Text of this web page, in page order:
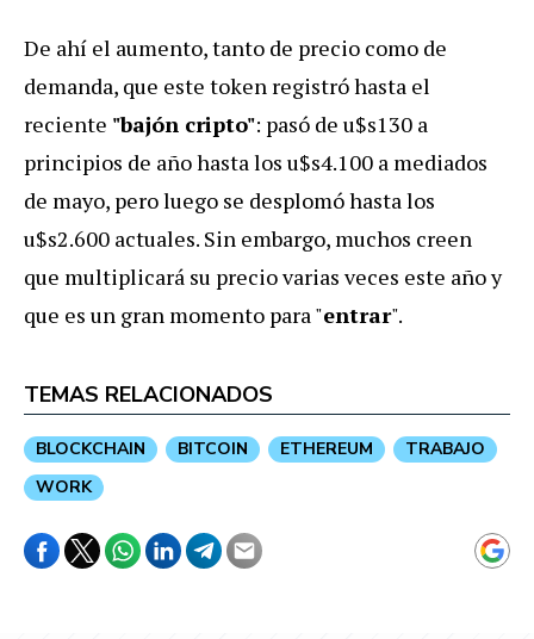
De ahí el aumento, tanto de precio como de
demanda, que este token registró hasta el
reciente "bajón cripto": pasó de u$s130 a
principios de año hasta los u$s4.100 a mediados
de mayo, pero luego se desplomó hasta los
u$s2.600 actuales. Sin embargo, muchos creen
que multiplicará su precio varias veces este año y
que es un gran momento para "entrar".
TEMAS RELACIONADOS
BLOCKCHAIN BITCOIN ETHEREUM
TRABAJO
WORK